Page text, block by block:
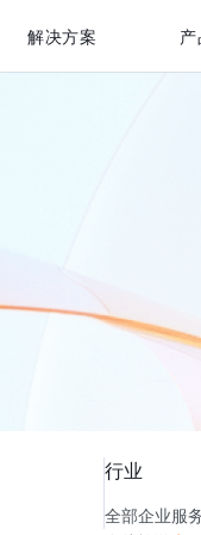
解决方案 产
行业
全部企业服